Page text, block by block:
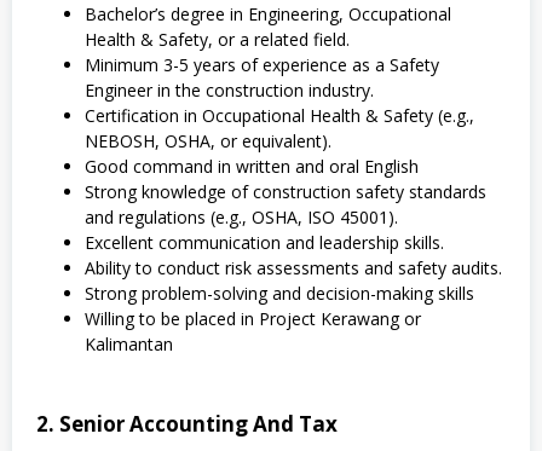
Bachelor’s degree in Engineering, Occupational
Health & Safety, or a related field.
Minimum 3-5 years of experience as a Safety
Engineer in the construction industry.
Certification in Occupational Health & Safety (e.g.,
NEBOSH, OSHA, or equivalent).
Good command in written and oral English
Strong knowledge of construction safety standards
and regulations (e.g., OSHA, ISO 45001).
Excellent communication and leadership skills.
Ability to conduct risk assessments and safety audits.
Strong problem-solving and decision-making skills
Willing to be placed in Project Kerawang or
Kalimantan
2. Senior Accounting And Tax